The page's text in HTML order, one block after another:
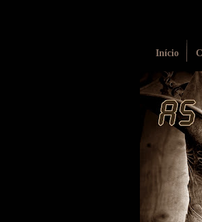
Início